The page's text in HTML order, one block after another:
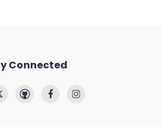
Connected